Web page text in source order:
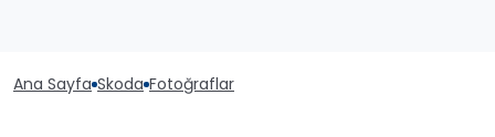
Ana Sayfa Skoda Fotoğraflar